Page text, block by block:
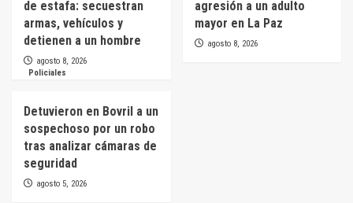
de estafa: secuestran
armas, vehículos y
detienen a un hombre
agosto 8, 2026
agresión a un adulto
mayor en La Paz
agosto 8, 2026
Policiales
Detuvieron en Bovril a un
sospechoso por un robo
tras analizar cámaras de
seguridad
agosto 5, 2026